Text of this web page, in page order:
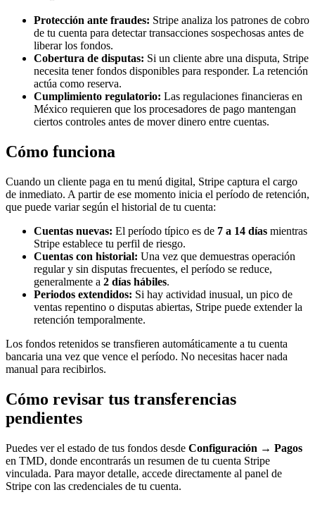
Protección ante fraudes: Stripe analiza los patrones de cobro
de tu cuenta para detectar transacciones sospechosas antes de
liberar los fondos.
Cobertura de disputas: Si un cliente abre una disputa, Stripe
necesita tener fondos disponibles para responder. La retención
actúa como reserva.
Cumplimiento regulatorio: Las regulaciones financieras en
México requieren que los procesadores de pago mantengan
ciertos controles antes de mover dinero entre cuentas.
Cómo funciona
Cuando un cliente paga en tu menú digital, Stripe captura el cargo
de inmediato. A partir de ese momento inicia el período de retención,
que puede variar según el historial de tu cuenta:
Cuentas nuevas: El período típico es de 7 a 14 días mientras
Stripe establece tu perfil de riesgo.
Cuentas con historial: Una vez que demuestras operación
regular y sin disputas frecuentes, el período se reduce,
generalmente a 2 días hábiles.
Periodos extendidos: Si hay actividad inusual, un pico de
ventas repentino o disputas abiertas, Stripe puede extender la
retención temporalmente.
Los fondos retenidos se transfieren automáticamente a tu cuenta
bancaria una vez que vence el período. No necesitas hacer nada
manual para recibirlos.
Cómo revisar tus transferencias
pendientes
Puedes ver el estado de tus fondos desde Configuración → Pagos
en TMD, donde encontrarás un resumen de tu cuenta Stripe
vinculada. Para mayor detalle, accede directamente al panel de
Stripe con las credenciales de tu cuenta.